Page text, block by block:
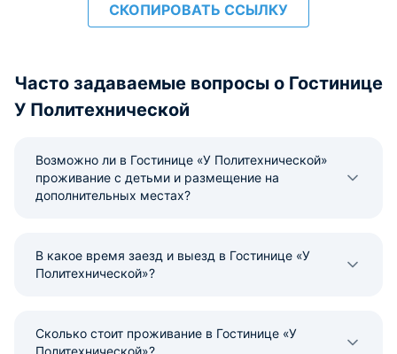
СКОПИРОВАТЬ ССЫЛКУ
Часто задаваемые вопросы о Гостинице
У Политехнической
Возможно ли в Гостинице «У Политехнической»
проживание с детьми и размещение на
дополнительных местах?
В какое время заезд и выезд в Гостинице «У
Политехнической»?
Сколько стоит проживание в Гостинице «У
Политехнической»?